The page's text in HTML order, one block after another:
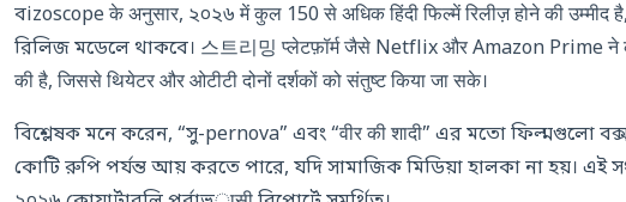
বizoscope के अनुसार, ২০২৬ में कुल 150 से अधिक हिंदी फिल्में रिलीज़ होने की उम्मीद
রিলিজ মডেলে থাকবে। 스트리밍 प्लेटफ़ॉर्म जैसे Netflix और Amazon Prime ने
की है, जिससे थियेटर और ओटीटी दोनों दर्शकों को संतुष्ट किया जा सके।
বিশ্লেষক মনে করেন, “সু-pernova” এবং “वीर की शादी” এর মতো ফিল্মগুলো
কোটি রুপি পর্যন্ত আয় করতে পারে, যদি সামাজিক মিডিয়া হালকা না হয়।